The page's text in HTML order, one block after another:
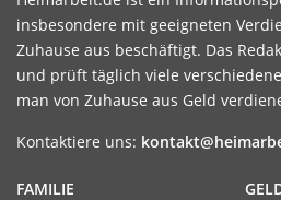
insbesondere mit geeigneten
Zuhause aus beschäftigt. Das
und prüft täglich viele
man von Zuhause aus Geld
Kontaktiere uns:
FAMILIE